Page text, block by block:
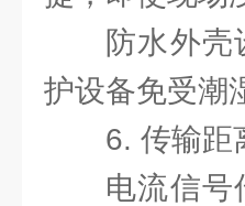
防水外
护设备免受潮
6. 传输距
电流信号